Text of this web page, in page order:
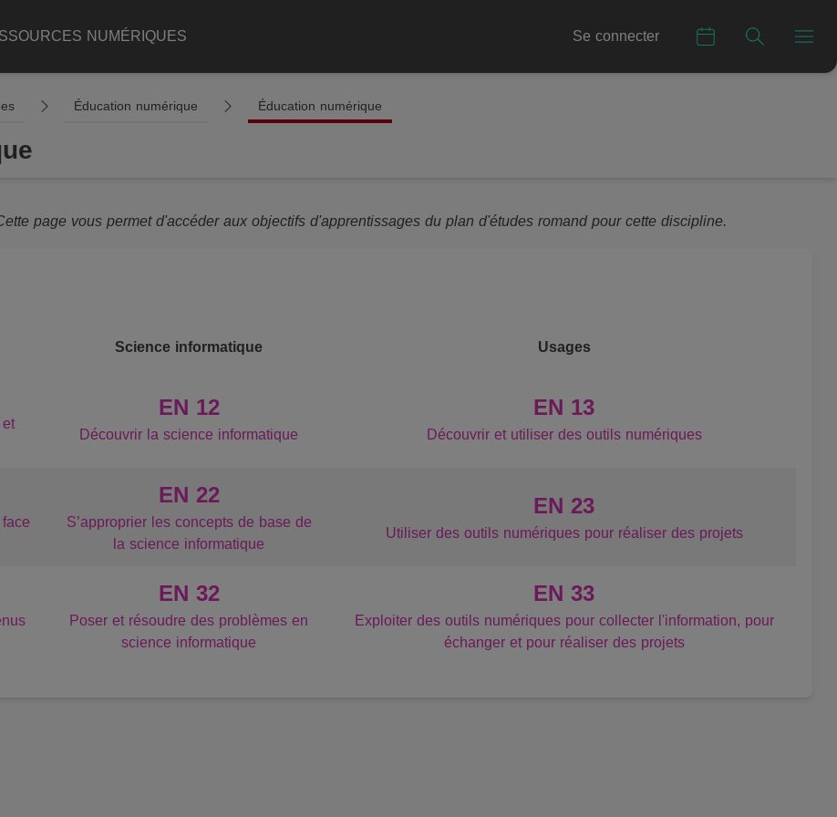
NUMÉRIQUES Se connecter
Éducation numérique Éducation numérique
page vous permet d'accéder aux objectifs d'apprentissages du plan d'études romand pour cette discipline.
Science informatique Usages
EN 12
Découvrir la science informatique
EN 13
Découvrir et utiliser des outils numériques
EN 22
S’approprier les concepts de base de
la science informatique
EN 23
Utiliser des outils numériques pour réaliser des projets
EN 32
Poser et résoudre des problèmes en
science informatique
EN 33
Exploiter des outils numériques pour collecter l'information, pour
échanger et pour réaliser des projets